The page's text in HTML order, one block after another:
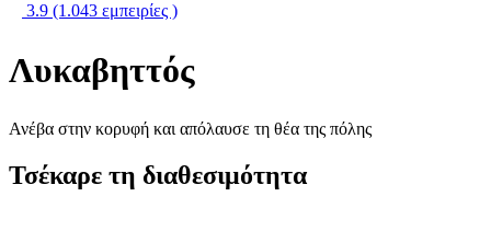
3.9 (1.043 εμπειρίες )
Λυκαβηττός
Ανέβα στην κορυφή και απόλαυσε τη θέα της πόλης
Τσέκαρε τη διαθεσιμότητα